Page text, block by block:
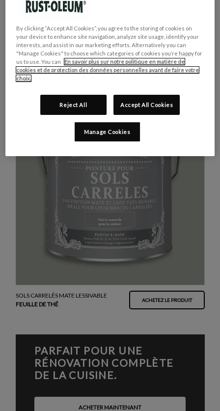
MEUBLES DE CUISINE
VERT KAKI
SOLS CARRELÉS MATE LESSIVABLE
FEUILLE DE THÉ
ACHETEZ LE PRODUIT
PARFAIT POUR UNE
RÉNOVATION COMPLÈTE
DE LA CUISINE.
ACHETER MAINTENANT
By clicking “Accept All Cookies”, you agree to the storing of cookies on
your device to enhance site navigation, analyze site usage, identify your
interests, and assist in our marketing efforts. Alternatively you can
"Manage Cookies" to choose which categories of cookies you’re happy for
us to use. You can
En savoir plus sur notre politique en matière de
cookies et de protection des données personnelles avant de faire votre
choix.
Reject All Accept All Cookies
Manage Cookies